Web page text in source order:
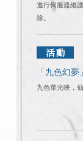
進行伺服器維
除。
活動
「九色幻
九色華光映，